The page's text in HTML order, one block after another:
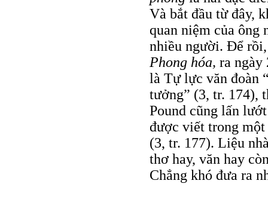
Và bắt đầu từ đây,
quan niệm của ông
nhiều người. Để
Phong hóa, ra ngày
là Tự lực văn đoàn
tưởng” (3, tr. 174),
Pound cũng lấn
được viết trong một
(3, tr. 177). Liệu
thơ hay, văn hay
Chẳng khó đưa ra